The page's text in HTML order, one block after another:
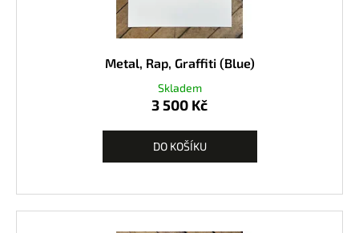
Metal, Rap, Graffiti (Blue)
Skladem
3 500 Kč
DO KOŠÍKU